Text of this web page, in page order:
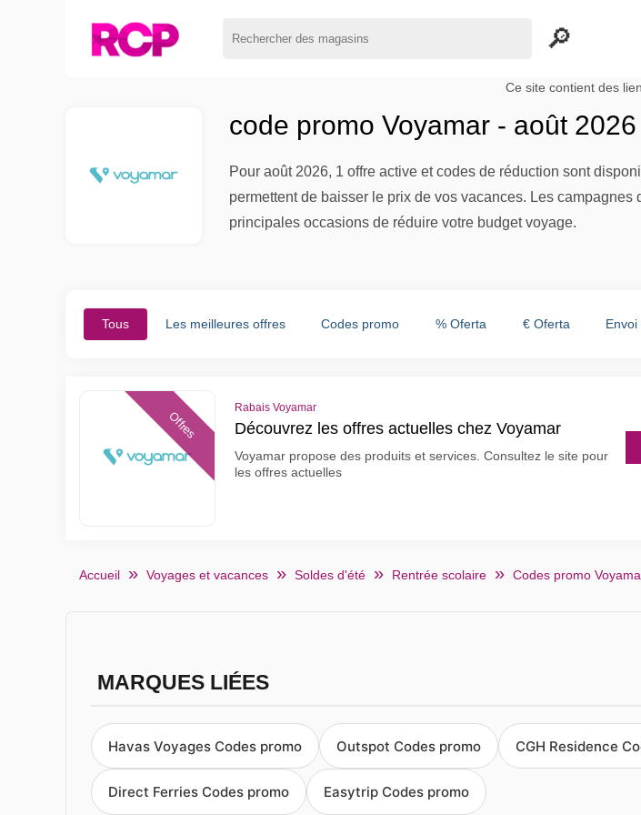
Ce site contient des
code promo Voyamar - août 2026
Pour août 2026, 1 offre active et codes de réduction sont
permettent de baisser le prix de vos vacances. Les
principales occasions de réduire votre budget voyage.
Tous Les meilleures offres Codes promo % Oferta € Oferta
Offres
Rabais Voyamar
Découvrez les offres actuelles chez Voyamar
Voyamar propose des produits et services. Consultez le site pour
les offres actuelles
Accueil Voyages et vacances Soldes d'été Rentrée scolaire Codes promo
MARQUES LIÉES
Havas Voyages Codes promo Outspot Codes promo CGH Residence
Direct Ferries Codes promo Easytrip Codes promo